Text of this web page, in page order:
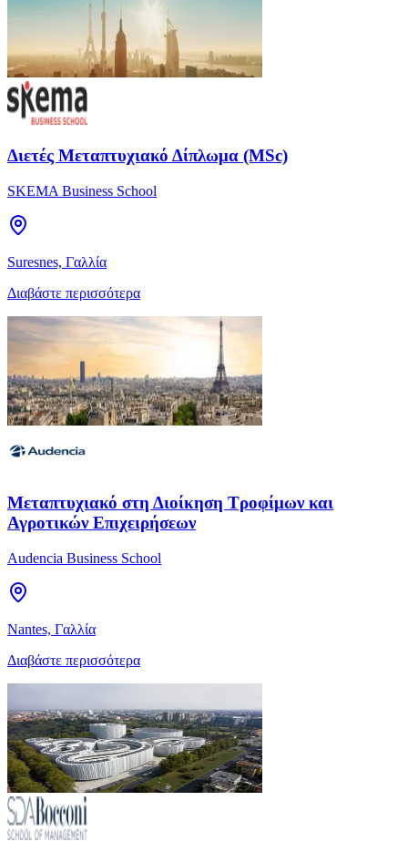
Διετές Μεταπτυχιακό Δίπλωμα (MSc)
SKEMA Business School
Suresnes, Γαλλία
Διαβάστε περισσότερα
Μεταπτυχιακό στη Διοίκηση Τροφίμων και
Αγροτικών Επιχειρήσεων
Audencia Business School
Nantes, Γαλλία
Διαβάστε περισσότερα